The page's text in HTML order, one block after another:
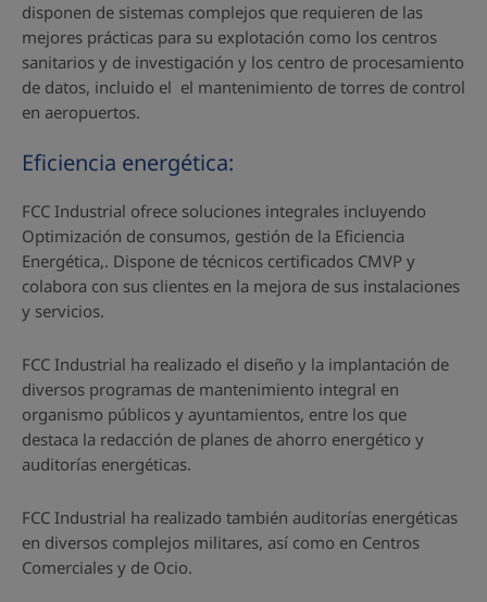
disponen de sistemas complejos que requieren de las
mejores prácticas para su explotación como los centros
sanitarios y de investigación y los centro de procesamiento
de datos, incluido el el mantenimiento de torres de control
en aeropuertos.
Eficiencia energética:
FCC Industrial ofrece soluciones integrales incluyendo
Optimización de consumos, gestión de la Eficiencia
Energética,. Dispone de técnicos certificados CMVP y
colabora con sus clientes en la mejora de sus instalaciones
y servicios.
FCC Industrial ha realizado el diseño y la implantación de
diversos programas de mantenimiento integral en
organismo públicos y ayuntamientos, entre los que
destaca la redacción de planes de ahorro energético y
auditorías energéticas.
FCC Industrial ha realizado también auditorías energéticas
en diversos complejos militares, así como en Centros
Comerciales y de Ocio.